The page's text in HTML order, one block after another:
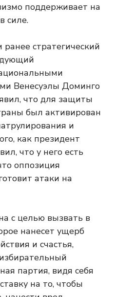
поддерживает на
силе.
стратегический
Венесуэлы Доминго
что для защиты
был активирован
и
как президент
что у него есть
оппозиция
атаки на
с целью вызвать в
нанесет ущерб
и счастья,
партия, видя себя
на то, чтобы